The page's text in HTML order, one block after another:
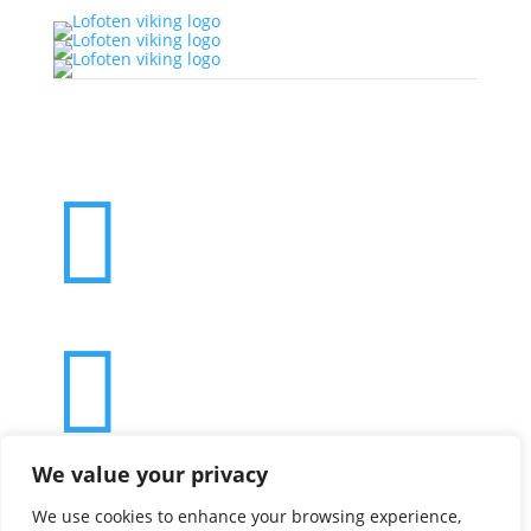
We value your privacy
We use cookies to enhance your browsing experience,

